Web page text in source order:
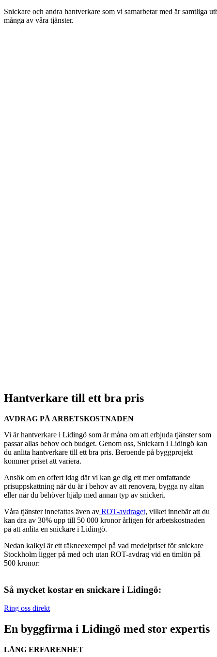
Snickare och andra hantverkare som vi samarbetar med är samtliga
många av våra tjänster.
Hantverkare till ett bra pris
AVDRAG PÅ ARBETSKOSTNADEN
Vi är hantverkare i Lidingö som är måna om att erbjuda tjänster som
passar allas behov och budget. Genom oss, Snickarn i Lidingö kan
du anlita hantverkare till ett bra pris. Beroende på byggprojekt
kommer priset att variera.
Ansök om en offert idag där vi kan ge dig ett mer omfattande
prisuppskattning när du är i behov av att renovera, bygga ny altan
eller när du behöver hjälp med annan typ av snickeri.
Våra tjänster innefattas även av ROT-avdraget, vilket innebär att du
kan dra av 30% upp till 50 000 kronor årligen för arbetskostnaden
på att anlita en snickare i Lidingö.
Nedan kalkyl är ett räkneexempel på vad medelpriset för snickare
Stockholm ligger på med och utan ROT-avdrag vid en timlön på
500 kronor:
Så mycket kostar en snickare i Lidingö:
Ring oss direkt
En byggfirma i Lidingö med stor expertis
LÅNG ERFARENHET